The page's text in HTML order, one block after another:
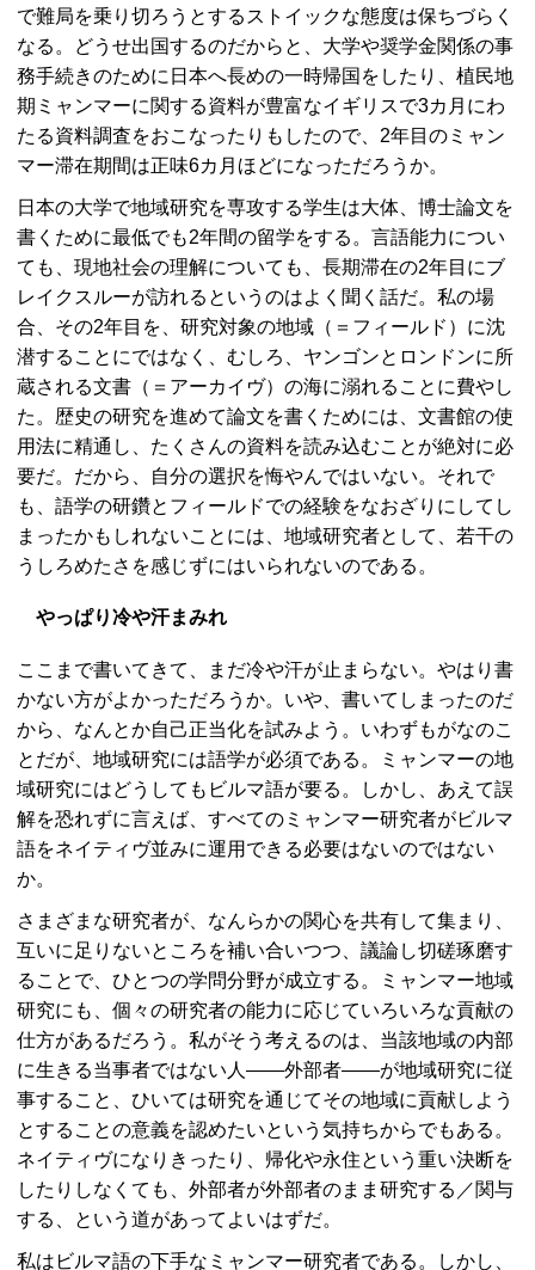
で難局を乗り切ろうとするストイックな態度は保ちづらく
なる。どうせ出国するのだからと、大学や奨学金関係の事
務手続きのために日本へ長めの一時帰国をしたり、植民地
期ミャンマーに関する資料が豊富なイギリスで3カ月にわ
たる資料調査をおこなったりもしたので、2年目のミャン
マー滞在期間は正味6カ月ほどになっただろうか。
日本の大学で地域研究を専攻する学生は大体、博士論文を
書くために最低でも2年間の留学をする。言語能力につい
ても、現地社会の理解についても、長期滞在の2年目にブ
レイクスルーが訪れるというのはよく聞く話だ。私の場
合、その2年目を、研究対象の地域（＝フィールド）に沈
潜することにではなく、むしろ、ヤンゴンとロンドンに所
蔵される文書（＝アーカイヴ）の海に溺れることに費やし
た。歴史の研究を進めて論文を書くためには、文書館の使
用法に精通し、たくさんの資料を読み込むことが絶対に必
要だ。だから、自分の選択を悔やんではいない。それで
も、語学の研鑽とフィールドでの経験をなおざりにしてし
まったかもしれないことには、地域研究者として、若干の
うしろめたさを感じずにはいられないのである。
やっぱり冷や汗まみれ
ここまで書いてきて、まだ冷や汗が止まらない。やはり書
かない方がよかっただろうか。いや、書いてしまったのだ
から、なんとか自己正当化を試みよう。いわずもがなのこ
とだが、地域研究には語学が必須である。ミャンマーの地
域研究にはどうしてもビルマ語が要る。しかし、あえて誤
解を恐れずに言えば、すべてのミャンマー研究者がビルマ
語をネイティヴ並みに運用できる必要はないのではない
か。
さまざまな研究者が、なんらかの関心を共有して集まり、
互いに足りないところを補い合いつつ、議論し切磋琢磨す
ることで、ひとつの学問分野が成立する。ミャンマー地域
研究にも、個々の研究者の能力に応じていろいろな貢献の
仕方があるだろう。私がそう考えるのは、当該地域の内部
に生きる当事者ではない人——外部者——が地域研究に従
事すること、ひいては研究を通じてその地域に貢献しよう
とすることの意義を認めたいという気持ちからでもある。
ネイティヴになりきったり、帰化や永住という重い決断を
したりしなくても、外部者が外部者のまま研究する／関与
する、という道があってよいはずだ。
私はビルマ語の下手なミャンマー研究者である。しかし、